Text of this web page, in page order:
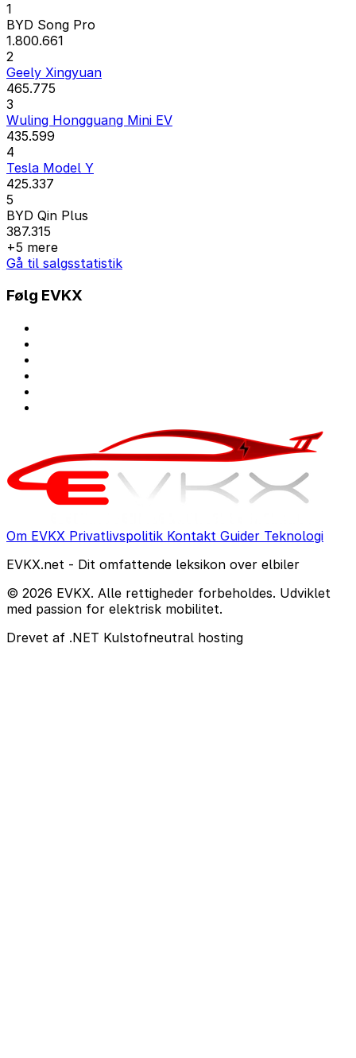
1
BYD Song Pro
1.800.661
2
Geely Xingyuan
465.775
3
Wuling Hongguang Mini EV
435.599
4
Tesla Model Y
425.337
5
BYD Qin Plus
387.315
+5 mere
Gå til salgsstatistik
Følg EVKX
Om EVKX Privatlivspolitik Kontakt Guider Teknologi
EVKX.net - Dit omfattende leksikon over elbiler
© 2026 EVKX. Alle rettigheder forbeholdes. Udviklet
med passion for elektrisk mobilitet.
Drevet af .NET Kulstofneutral hosting